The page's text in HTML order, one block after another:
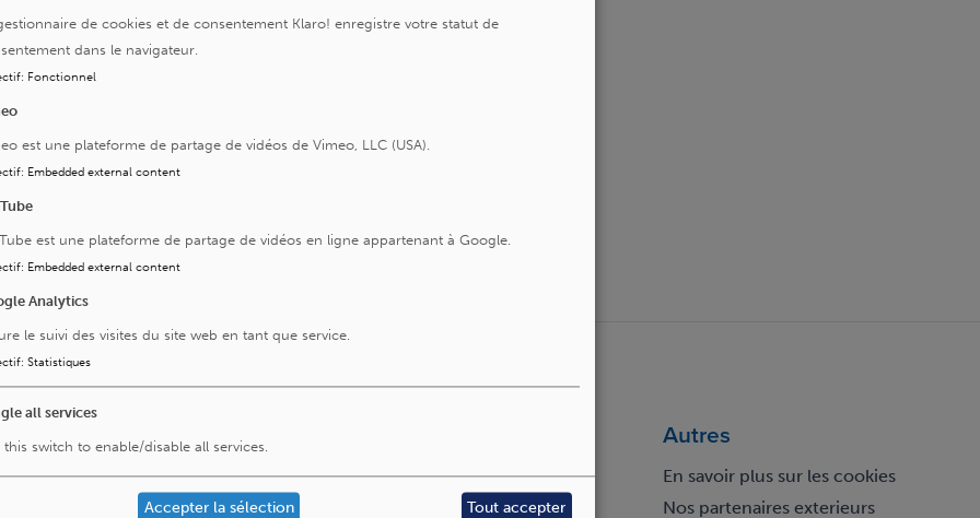
Visitez aussi
La Fondation Saint-Luc
L'Institut Roi Albert II
Autres
En savoir plus sur les cookies
Nos partenaires exterieurs
de cookies et de consentement Klaro! enregistre votre statut de
dans le navigateur.
: Fonctionnel
est une plateforme de partage de vidéos de Vimeo, LLC (USA).
: Embedded external content
est une plateforme de partage de vidéos en ligne appartenant à Google.
: Embedded external content
Analytics
le suivi des visites du site web en tant que service.
: Statistiques
all services
this switch to enable/disable all services.
Accepter la sélection Tout accepter